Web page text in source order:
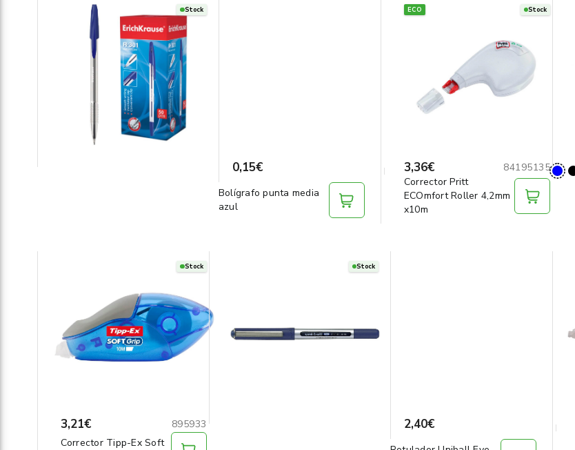
Stock
0,15€
Bolígrafo punta media
azul
ECO Stock
3,36€
84195135
Corrector Pritt
ECOmfort Roller 4,2mm
x10m
Stock
3,21€
895933
Corrector Tipp-Ex Soft
Stock
2,40€